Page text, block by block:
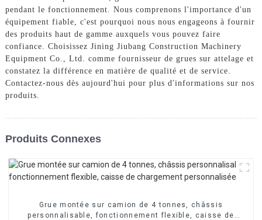
pendant le fonctionnement. Nous comprenons l'importance d'un
équipement fiable, c'est pourquoi nous nous engageons à fournir
des produits haut de gamme auxquels vous pouvez faire
confiance. Choisissez Jining Jiubang Construction Machinery
Equipment Co., Ltd. comme fournisseur de grues sur attelage et
constatez la différence en matière de qualité et de service.
Contactez-nous dès aujourd'hui pour plus d'informations sur nos
produits.
Produits Connexes
Grue montée sur camion de 4 tonnes, châssis
personnalisable, fonctionnement flexible, caisse de